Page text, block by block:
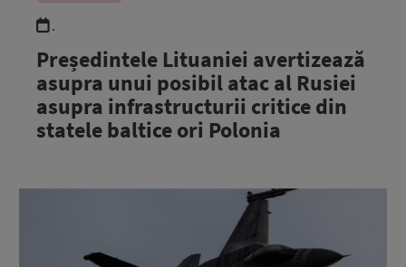
.
Președintele Lituaniei avertizează
asupra unui posibil atac al Rusiei
asupra infrastructurii critice din
statele baltice ori Polonia